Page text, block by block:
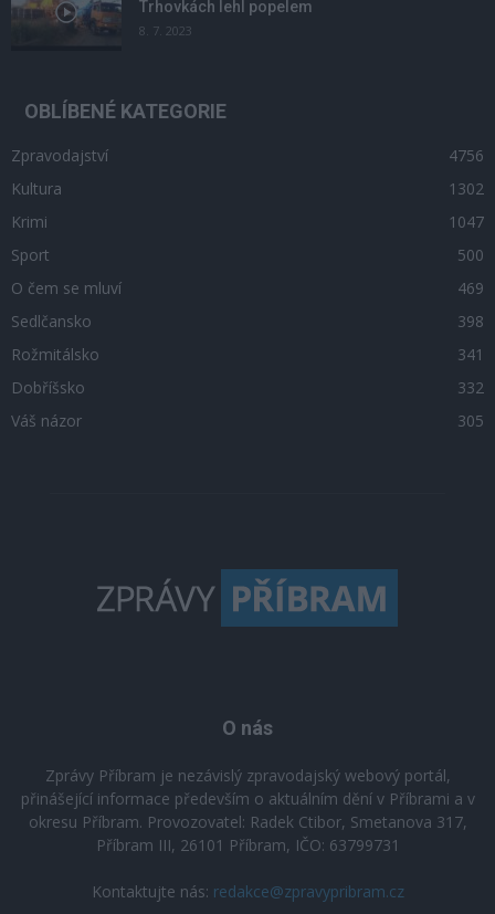
Trhovkách lehl popelem
8. 7. 2023
OBLÍBENÉ KATEGORIE
Zpravodajství
4756
Kultura
1302
Krimi
1047
Sport
500
O čem se mluví
469
Sedlčansko
398
Rožmitálsko
341
Dobříšsko
332
Váš názor
305
O nás
Zprávy Příbram je nezávislý zpravodajský webový portál,
přinášející informace především o aktuálním dění v Příbrami a v
okresu Příbram. Provozovatel: Radek Ctibor, Smetanova 317,
Příbram III, 26101 Příbram, IČO: 63799731
Kontaktujte nás: redakce@zpravypribram.cz